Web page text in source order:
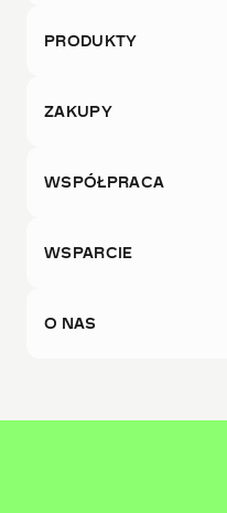
PRODUKTY
ZAKUPY
WSPÓŁPRACA
WSPARCIE
O NAS